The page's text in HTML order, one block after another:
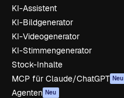
KI-Assistent
KI-Bildgenerator
KI-Videogenerator
KI-Stimmengenerator
Stock-Inhalte
MCP für Claude/ChatGPT Neu
Agenten Neu